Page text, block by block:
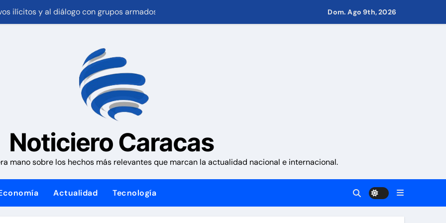
tras caer en tanque de agua
en Colombia deja un policía muerto
de dólares a Colombia para un paquete de seguridad
presidente de Corpoelec y nuevo viceministro de Servicios Eléctricos
los controles fronterizos con Italia tras el rechazo de Roma a retirar las restricciones
incendio de gran magnitud en zona industrial de El Llanito
Dom. Ago 9th, 2026
Noticiero Caracas
mano sobre los hechos más relevantes que marcan la actualidad nacional e internacional.
Actualidad Tecnología